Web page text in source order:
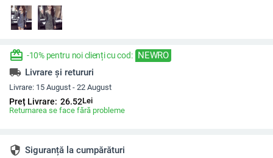
redeem -10% pentru noi clienți cu cod: NEWRO
local_shipping Livrare și retururi
Livrare: 15 August - 22 August
Preț Livrare: 26.52Lei
Returnarea se face fără probleme
security Siguranță la cumpărături